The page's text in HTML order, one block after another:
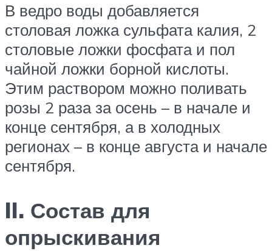
В ведро воды добавляется
столовая ложка сульфата калия, 2
столовые ложки фосфата и пол
чайной ложки борной кислоты.
Этим раствором можно поливать
розы 2 раза за осень – в начале и
конце сентября, а в холодных
регионах – в конце августа и начале
сентября.
II. Состав для
опрыскивания